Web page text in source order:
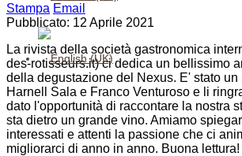
Stampa Email
Pubblicato: 12 Aprile 2021
La rivista della società gastronomica
des-rotisseurs.it) ci dedica un bellissimo
della degustazione del Nexus. E' stato
Harnell Sala e Franco Venturoso e li
dato l'opportunità di raccontare la nostra
sta dietro un grande vino. Amiamo
interessati e attenti la passione che ci
migliorarci di anno in anno. Buona lettura!